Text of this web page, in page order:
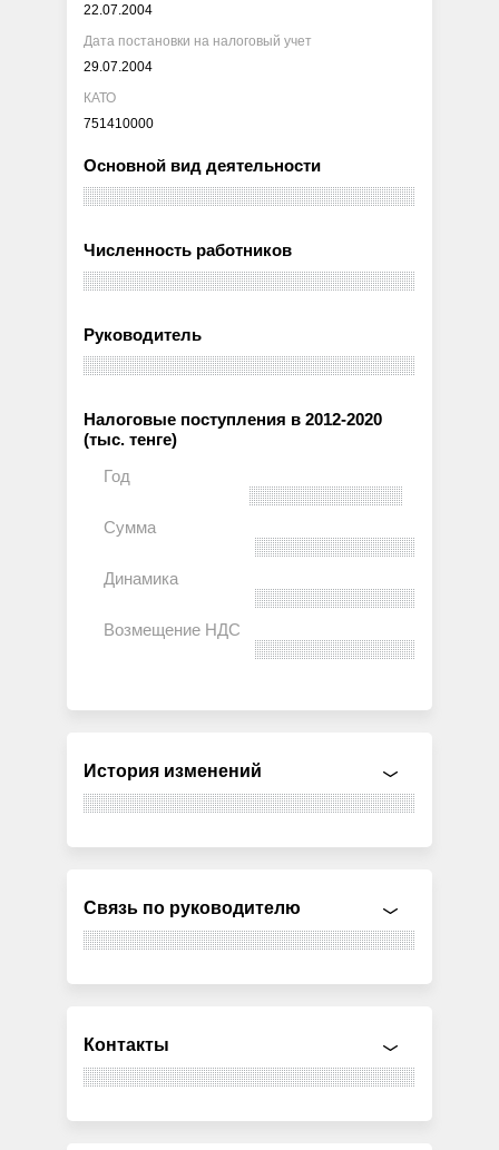
22.07.2004
Дата постановки на налоговый учет
29.07.2004
КАТО
751410000
Основной вид деятельности
Численность работников
Руководитель
Налоговые поступления в 2012-2020
(тыс. тенге)
История изменений
Связь по руководителю
Контакты